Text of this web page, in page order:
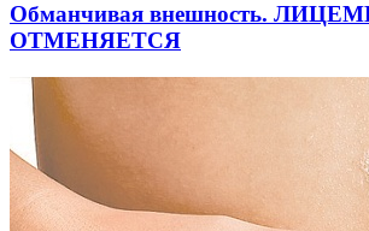
Обманчивая внешность.
ОТМЕНЯЕТСЯ